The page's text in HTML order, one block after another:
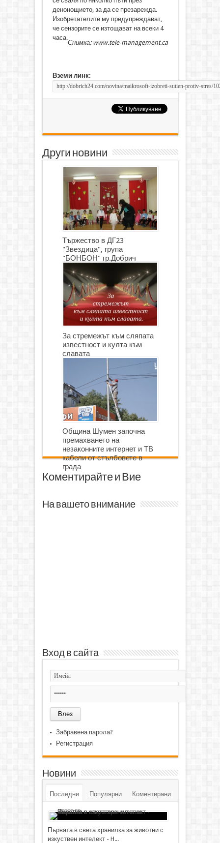
денонощието, за да се презарежда.
Изобретателите му предупреждават,
че сензорите се изтощават на всеки 4
часа.
Снимка: www.tele-management.ca
Вземи линк:
Други новини
Тържество в ДГ23
"Звездица", група
"БОНБОН" гр.Добрич
(СНИМКИ)
За стремежът към сляпата
известност и култа към
славата
Община Шумен започна
премахването на
незаконните интернет и ТВ
кабели от стълбовете в
града
Коментирайте и Вие
На вашето внимание
Вход в сайта
Забравена парола?
Регистрация
Новини
Последни Популярни Коментирани
Първата в света хранилка за животни с
изкуствен интелект - H...